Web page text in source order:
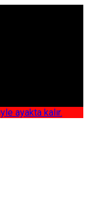
ayakta kalır.